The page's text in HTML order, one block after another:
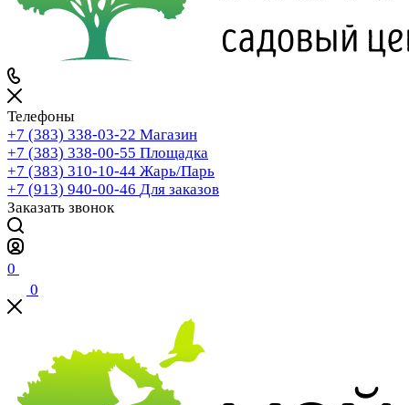
Телефоны
+7 (383) 338-03-22 Магазин
+7 (383) 338-00-55 Площадка
+7 (383) 310-10-44 Жарь/Парь
+7 (913) 940-00-46 Для заказов
Заказать звонок
0
0